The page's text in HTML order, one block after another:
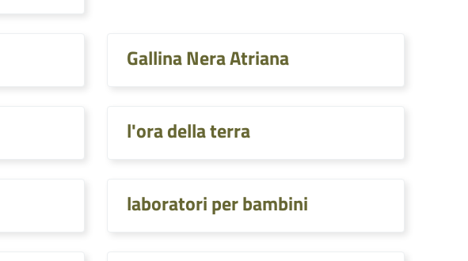
Gallina Nera Atriana
l'ora della terra
laboratori per bambini